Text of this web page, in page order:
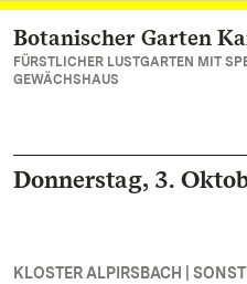
Zum Hauptinhalt
Botanischer Garten
FÜRSTLICHER LUSTGARTEN MIT
GEWÄCHSHAUS
Donnerstag, 3.
KLOSTER ALPIRSBACH |